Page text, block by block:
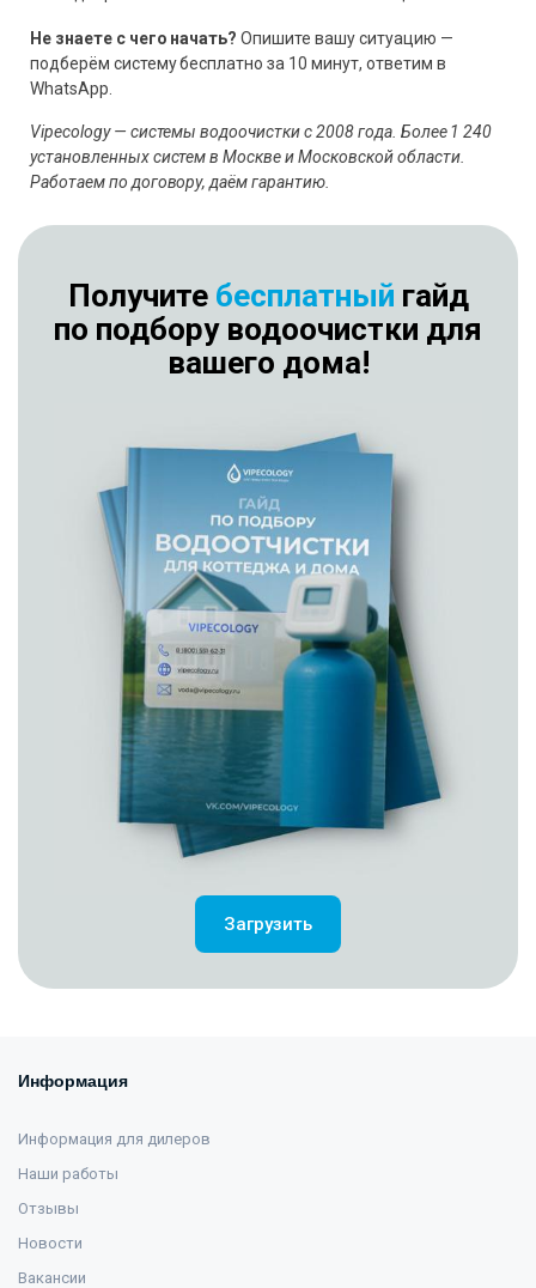
Не знаете с чего начать? Опишите вашу ситуацию —
подберём систему бесплатно за 10 минут, ответим в
WhatsApp.
Vipecology — системы водоочистки с 2008 года. Более 1 240
установленных систем в Москве и Московской области.
Работаем по договору, даём гарантию.
Получите бесплатный гайд
по подбору водоочистки для
вашего дома!
Загрузить
Информация
Информация для дилеров
Наши работы
Отзывы
Новости
Вакансии